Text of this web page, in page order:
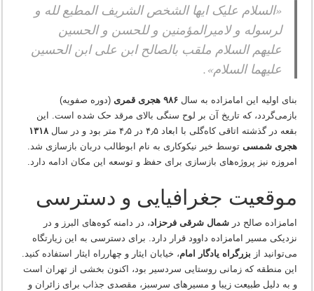
«السلام علیک ایها الشخص الشریف المطیع لله و
لرسوله و لامیرالمؤمنین و للحسن و الحسین
علیهم السلام ملقب بالصالح ابن علی ابن الحسین
علیهما السلام».
بنای اولیه این امامزاده به سال۹۸۶ هجری قمری
(دوره صفویه)
بازمی‌گردد، که تاریخ آن بر لوح سنگی بالای مرقد حک شده است. این
بقعه در گذشته اتاقی کاه‌گلی با ابعاد ۴٫۵ در ۴٫۵ متر بود و در سال
۱۳۱۸
هجری شمسی توسط خیر نیکوکاری به نام ابوطالب دربان بازسازی شد.
امروزه نیز پروژه‌های بازسازی برای حفظ و توسعه این مکان ادامه دارد.
موقعیت جغرافیایی و دسترسی
امامزاده صالح درشمال شرقی فرحزاد، در دامنه کوه‌های البرز و در
نزدیکی مسیر امامزاده داوود قرار دارد. برای دسترسی به این زیارتگاه
می‌توانید از بزرگراه یادگار امام، خیابان ایثار و چهارراه ایثار استفاده کنید.
این منطقه که زمانی روستایی سردسیر بود، اکنون بخشی از تهران است
و به دلیل طبیعت زیبا و مسیرهای سرسبز، مقصدی جذاب برای زائران و